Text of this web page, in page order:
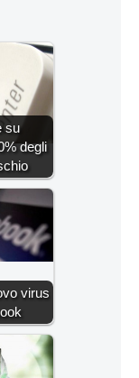
su
degli
virus